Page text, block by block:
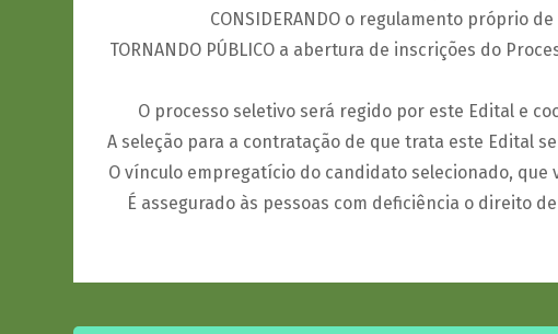
CONSIDERANDO o regulamento próprio
TORNANDO PÚBLICO a abertura de inscrições do
O processo seletivo será regido por este Edital e
A seleção para a contratação de que trata este Edital
O vínculo empregatício do candidato selecionado, que
É assegurado às pessoas com deficiência o direito